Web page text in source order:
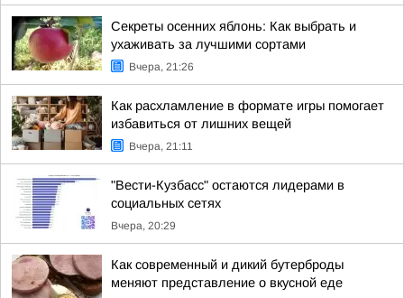
Секреты осенних яблонь: Как выбрать и
ухаживать за лучшими сортами
Вчера, 21:26
Как расхламление в формате игры помогает
избавиться от лишних вещей
Вчера, 21:11
"Вести-Кузбасс" остаются лидерами в
социальных сетях
Вчера, 20:29
Как современный и дикий бутерброды
меняют представление о вкусной еде